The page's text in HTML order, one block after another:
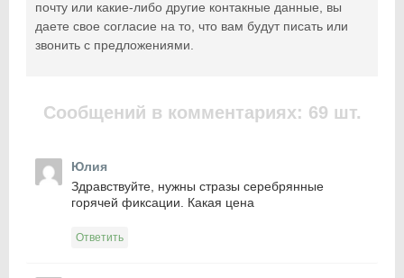
почту или какие-либо другие контакные данные, вы
даете свое согласие на то, что вам будут писать или
звонить с предложениями.
Сообщений в комментариях: 69 шт.
Юлия
Здравствуйте, нужны стразы серебрянные
горячей фиксации. Какая цена
Ответить